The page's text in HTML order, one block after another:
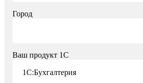
Город
Ваш продукт 1С